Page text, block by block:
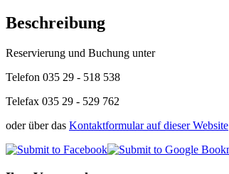
Beschreibung
Reservierung und Buchung unter
Telefon 035 29 - 518 538
Telefax 035 29 - 529 762
oder über das Kontaktformular auf dieser Website